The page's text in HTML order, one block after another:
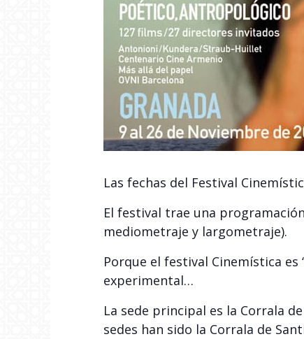
Las fechas del Festival
El festival trae una
mediometraje y largometraje).
Porque el festival Cinemística
experimental…
La sede principal es la Corrala
sedes han sido la Corrala de